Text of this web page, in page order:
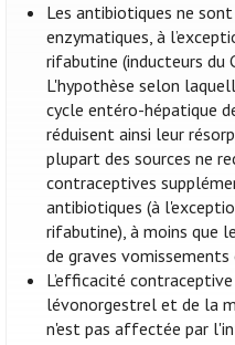
Les antibiotiques ne
enzymatiques, à
rifabutine (inducteurs du
L'hypothèse selon
cycle entéro-hépatique
réduisent ainsi leur
plupart des sources ne
contraceptives
antibiotiques (à
rifabutine), à moins que
de graves vomissements
L’efficacité
lévonorgestrel et de la
n'est pas affectée par